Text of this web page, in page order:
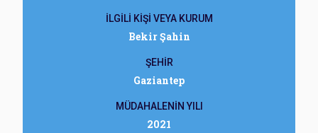
İLGİLİ KİŞİ VEYA KURUM
Bekir Şahin
ŞEHİR
Gaziantep
MÜDAHALENİN YILI
2021